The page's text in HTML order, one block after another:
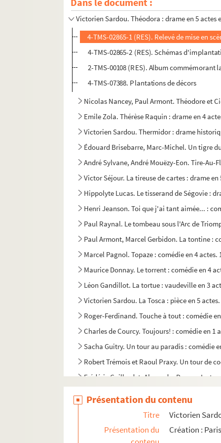
Robert Anderson. Thé et sympathie : pièce
Victorien Sardou. Théodora : drame en 5 actes
4-TMS-02865-1 (RES). Relevé de mise en
4-TMS-02865-2 (RES). Schémas
2-TMS-00108 (RES). Album
4-TMS-07388. Plantations de décors
Nicolas Nancey, Paul Armont. Théodore et
Emile Zola. Thérèse Raquin : drame en 4
Victorien Sardou. Thermidor : drame
Édouard Brisebarre, Marc-Michel. Un tigre
André Sylvane, André Mouëzy-Eon. Tire-Au-
Victor Séjour. La tireuse de cartes : drame
Hippolyte Lucas. Le tisserand de Ségovie :
Henri Jeanson. Toi que j'ai tant aimée... :
Paul Raynal. Le tombeau sous l'Arc de
Paul Armont, Marcel Gerbidon. La tontine :
Marcel Pagnol. Topaze : comédie en 4 actes.
Maurice Donnay. Le torrent : comédie en 4
Léon Gandillot. La tortue : vaudeville en 3
Victorien Sardou. La Tosca : pièce en 5 actes.
Roger-Ferdinand. Touche à tout : comédie
Charles de Courcy. Toujours! : comédie en 1
Sacha Guitry. Un tour au paradis : comédie
Robert Trémois et Raoul Praxy. Un tour de
Frédéric Gaillardet, Alexandre Dumas. La
Gabriel Timmory, Maurice de Marsan. Le
Présentation du contenu
Titre
Victorien
Présentation du
Création :